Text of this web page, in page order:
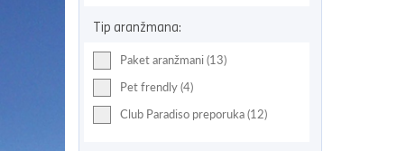
Tip aranžmana:
Paket aranžmani (13)
Pet frendly (4)
Club Paradiso preporuka (12)